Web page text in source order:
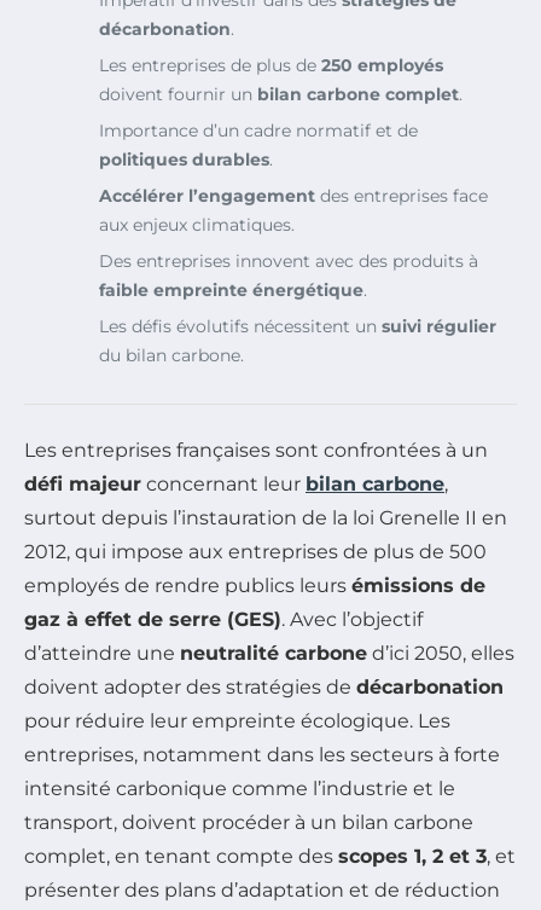
décarbonation.
Les entreprises de plus de 250 employés
doivent fournir un bilan carbone complet.
Importance d’un cadre normatif et de
politiques durables.
Accélérer l’engagement des entreprises face
aux enjeux climatiques.
Des entreprises innovent avec des produits à
faible empreinte énergétique.
Les défis évolutifs nécessitent un suivi régulier
du bilan carbone.
Les entreprises françaises sont confrontées à un
défi majeur concernant leur bilan carbone,
surtout depuis l’instauration de la loi Grenelle II en
2012, qui impose aux entreprises de plus de 500
employés de rendre publics leurs émissions de
gaz à effet de serre (GES). Avec l’objectif
d’atteindre une neutralité carbone d’ici 2050, elles
doivent adopter des stratégies de décarbonation
pour réduire leur empreinte écologique. Les
entreprises, notamment dans les secteurs à forte
intensité carbonique comme l’industrie et le
transport, doivent procéder à un bilan carbone
complet, en tenant compte des scopes 1, 2 et 3, et
présenter des plans d’adaptation et de réduction